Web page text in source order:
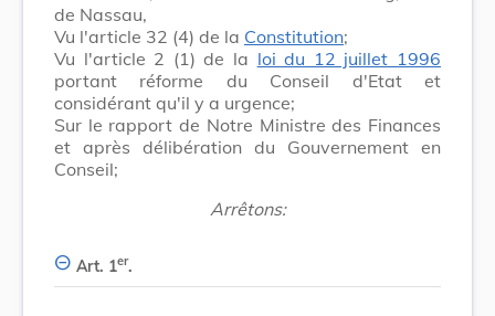
de Nassau,
Vu l'article 32 (4) de la Constitution;
Vu l'article 2 (1) de la loi du 12 juillet 1996
portant réforme du Conseil d'Etat et
considérant qu'il y a urgence;
Sur le rapport de Notre Ministre des Finances
et après délibération du Gouvernement en
Conseil;
Arrêtons:
Art. 1er.